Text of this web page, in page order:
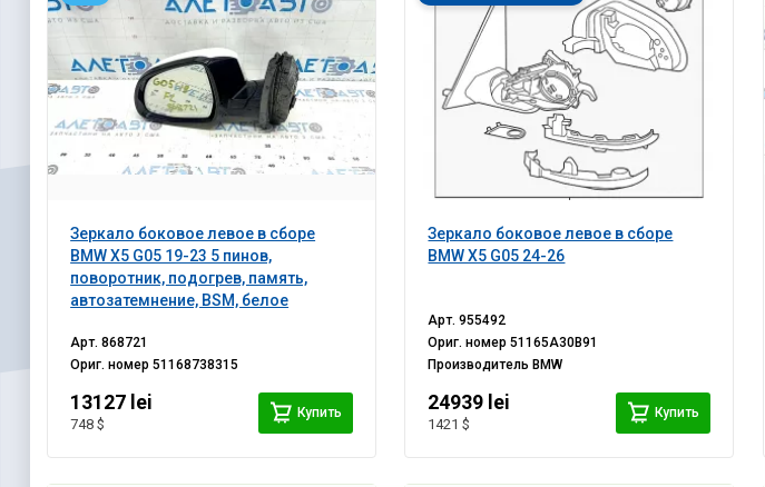
Зеркало боковое левое в сборе
BMW X5 G05 19-23 5 пинов,
поворотник, подогрев, память,
автозатемнение, BSM, белое
Арт.868721
Ориг. номер51168738315
13127 lei
748 $
Купить
Зеркало боковое левое в сборе
BMW X5 G05 24-26
Арт.955492
Ориг. номер51165A30B91
Производитель BMW
24939 lei
1421 $
Купить